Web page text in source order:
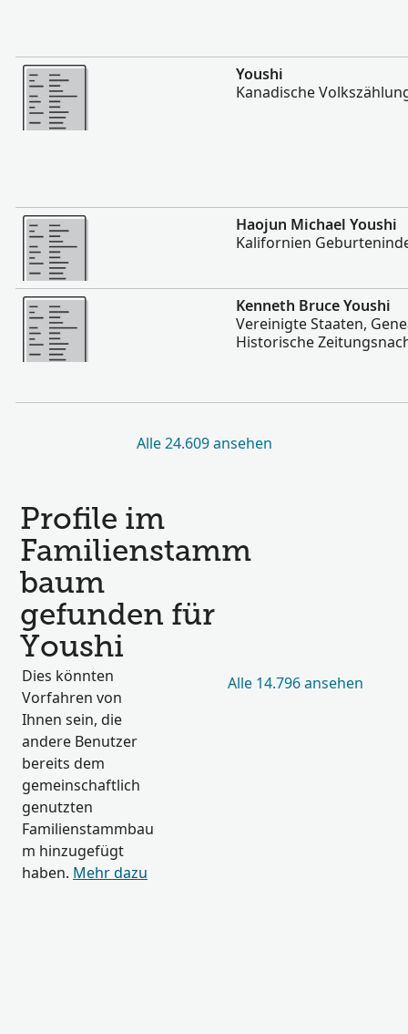
Mehr
Youshi
Kanadische
Mehr
Haojun Michael Youshi
Kalifornien
Mehr
Kenneth Bruce Youshi
Vereinigte Staaten,
Historische
Alle 24.609 ansehen
Profile im
Familienstamm
baum
gefunden für
Youshi
Dies könnten
Vorfahren von
Ihnen sein, die
andere Benutzer
bereits dem
gemeinschaftlich
genutzten
Familienstammbau
m hinzugefügt
haben. Mehr dazu
Alle 14.796 ansehen